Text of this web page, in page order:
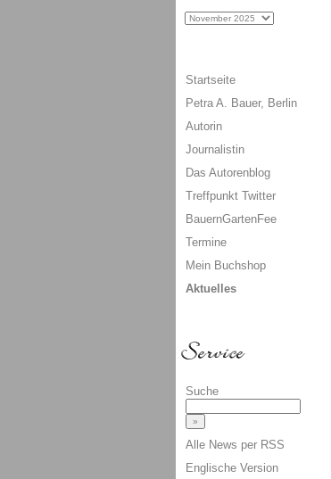
Startseite
Petra A. Bauer, Berlin
Autorin
Journalistin
Das Autorenblog
Treffpunkt Twitter
BauernGartenFee
Termine
Mein Buchshop
Aktuelles
Suche
Alle News per RSS
Englische Version